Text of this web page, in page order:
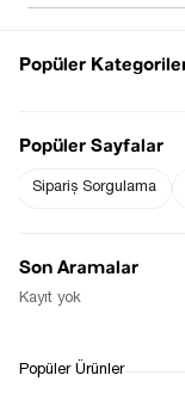
PREMIUM SERI KESIK
Popüler
Popüler Sayfalar
Sipariş Sorgulama
Son Aramalar
Kayıt yok
Popüler Ürünler